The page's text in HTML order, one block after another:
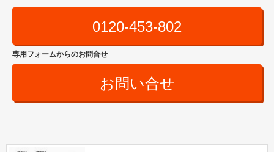
0120-453-802
専用フォームからのお問合せ
お問い合せ